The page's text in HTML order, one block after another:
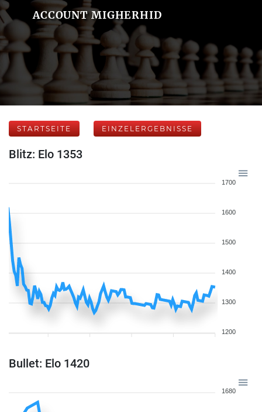
ACCOUNT MIGHERHID
STARTSEITE EINZELERGEBNISSE
Blitz: Elo 1353
1700
1600
1500
1400
1300
1200
Bullet: Elo 1420
1680